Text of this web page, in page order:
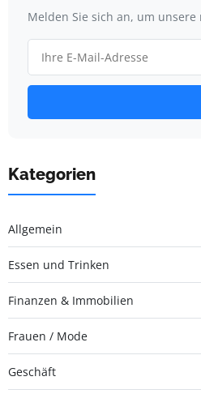
Melden Sie sich an, um
Kategorien
Allgemein
Essen und Trinken
Finanzen & Immobilien
Frauen / Mode
Geschäft